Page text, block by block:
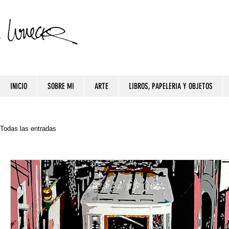
INICIO SOBRE MI ARTE LIBROS, PAPELERIA Y OBJETOS
Todas las entradas